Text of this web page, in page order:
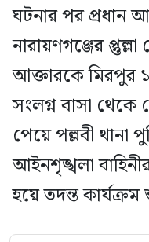
ঘটনার পর প্রধান
নারায়ণগঞ্জের প্তুল্লা
আক্তারকে মিরপুর
সংলগ্ন বাসা থেকে
পেয়ে পল্লবী
আইনশৃঙ্খলা
হয়ে তদন্ত